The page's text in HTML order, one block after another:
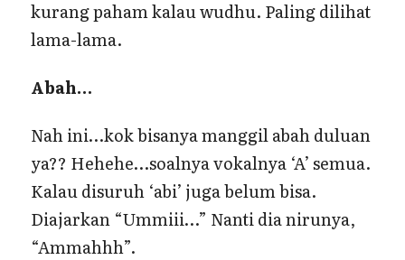
kurang paham kalau wudhu. Paling dilihat
lama-lama.
Abah…
Nah ini…kok bisanya manggil abah duluan
ya?? Hehehe…soalnya vokalnya ‘A’ semua.
Kalau disuruh ‘abi’ juga belum bisa.
Diajarkan “Ummiii…” Nanti dia nirunya,
“Ammahhh”.